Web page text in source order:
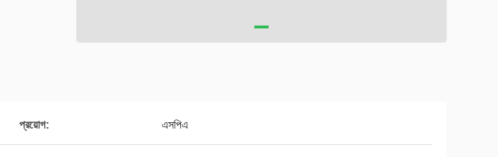
প্রয়োগ: এসপিএ